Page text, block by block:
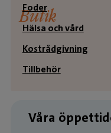
Butik
Foder
Hälsa och vård
Kostrådgivning
Tillbehör
Våra